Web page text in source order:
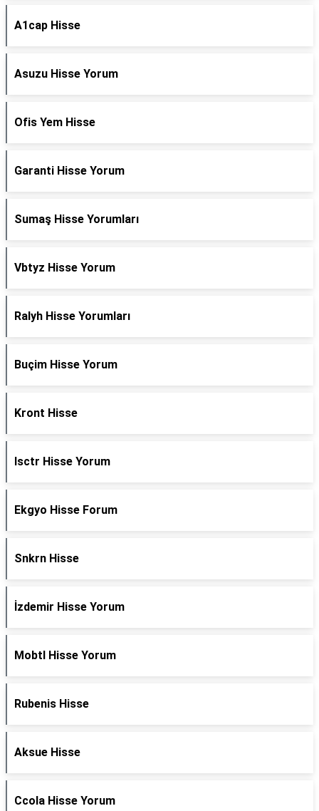
A1cap Hisse
Asuzu Hisse Yorum
Ofis Yem Hisse
Garanti Hisse Yorum
Sumaş Hisse Yorumları
Vbtyz Hisse Yorum
Ralyh Hisse Yorumları
Buçim Hisse Yorum
Kront Hisse
Isctr Hisse Yorum
Ekgyo Hisse Forum
Snkrn Hisse
İzdemir Hisse Yorum
Mobtl Hisse Yorum
Rubenis Hisse
Aksue Hisse
Ccola Hisse Yorum